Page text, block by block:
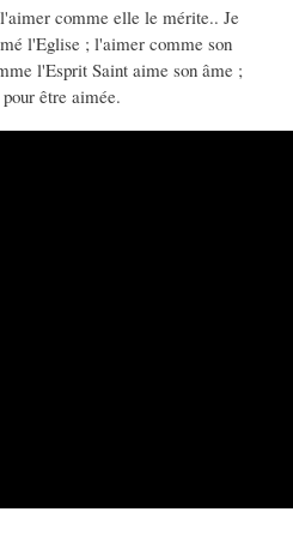
comme elle le mérite.. Je
l'Eglise ; l'aimer comme son
l'Esprit Saint aime son âme ;
être aimée.